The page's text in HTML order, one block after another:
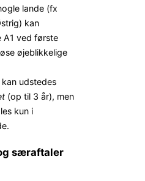
lande (fx
kan
A1 ved første
øjeblikkelige
udstedes
(op til 3 år), men
kun i
særaftaler